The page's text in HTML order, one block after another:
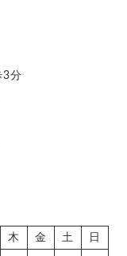
3分
木 金 土 日